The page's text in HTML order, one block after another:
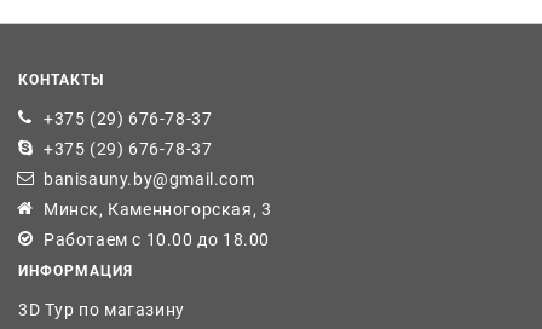
КОНТАКТЫ
+375 (29) 676-78-37
+375 (29) 676-78-37
banisauny.by@gmail.com
Минск, Каменногорская, 3
Работаем с 10.00 до 18.00
ИНФОРМАЦИЯ
3D Тур по магазину